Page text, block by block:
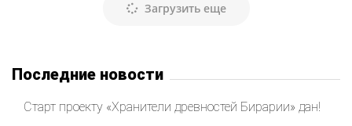
Загрузить еще
Последние новости
Старт проекту «Хранители древностей Бирарии» дан!